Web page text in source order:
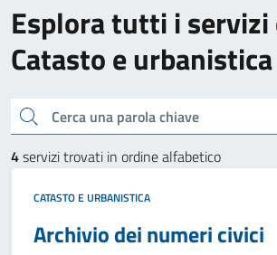
Esplora tutti i servizi
Catasto e urbanistica
Cerca una parola chiave
4servizi trovati in ordine alfabetico
CATASTO E URBANISTICA
Archivio dei numeri civici